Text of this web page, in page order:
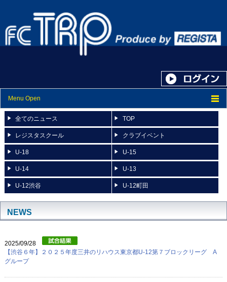
Menu Open
トップ
ニュース
スケジュール
スタッフ紹介
全てのニュース TOP
レジスタスクール クラブイベント
U-18 U-15
U-14 U-13
U-12渋谷 U-12町田
NEWS
2025/09/28
【渋谷６年】２０２５年度三井のリハウス東京都U-12第７ブロックリーグ A
グループ